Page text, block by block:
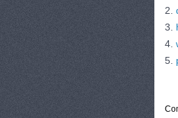
2.
3.
4.
5.